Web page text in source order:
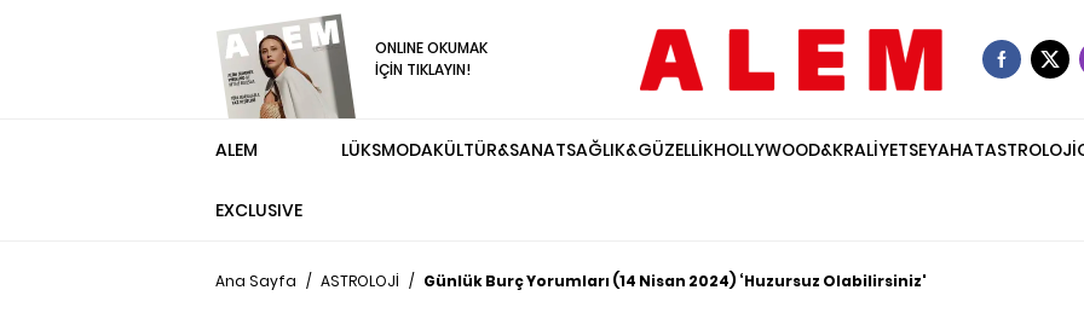
ONLINE OKUMAK
İÇİN TIKLAYIN!
ALEM
EXCLUSIVE
LÜKSMODAKÜLTÜR&SANATSAĞLIK&GÜZELLİKHOLLYWOOD&KRALİYETSEYAHATASTROLOJİ
Ana Sayfa / ASTROLOJİ / Günlük Burç Yorumları (14 Nisan 2024) ‘Huzursuz Olabilirsiniz'